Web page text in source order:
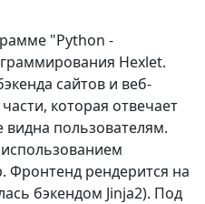
"Python -
Hexlet.
сайтов и веб-
которая отвечает
видна пользователям.
рендерится на
бэкендом Jinja2). Под